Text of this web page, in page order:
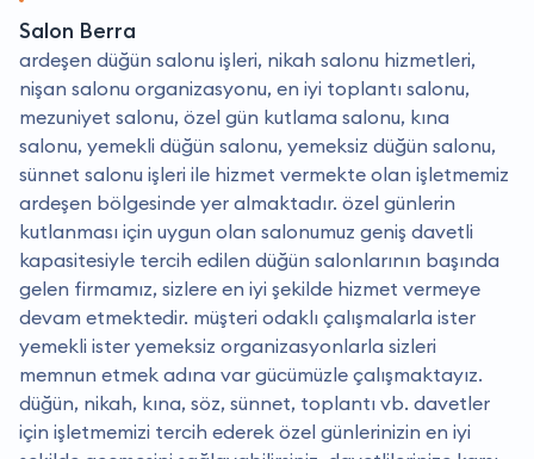
Salon Berra
ardeşen düğün salonu işleri, nikah salonu hizmetleri,
nişan salonu organizasyonu, en iyi toplantı salonu,
mezuniyet salonu, özel gün kutlama salonu, kına
salonu, yemekli düğün salonu, yemeksiz düğün salonu,
sünnet salonu işleri ile hizmet vermekte olan işletmemiz
ardeşen bölgesinde yer almaktadır. özel günlerin
kutlanması için uygun olan salonumuz geniş davetli
kapasitesiyle tercih edilen düğün salonlarının başında
gelen firmamız, sizlere en iyi şekilde hizmet vermeye
devam etmektedir. müşteri odaklı çalışmalarla ister
yemekli ister yemeksiz organizasyonlarla sizleri
memnun etmek adına var gücümüzle çalışmaktayız.
düğün, nikah, kına, söz, sünnet, toplantı vb. davetler
için işletmemizi tercih ederek özel günlerinizin en iyi